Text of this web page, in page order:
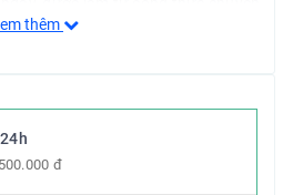
trình hình thành sắc tố Melanin,
có thêm một số thành phần
là trong thời tiết hanh khô hoặc
điều hòa liên tục trong nhiều
thêm
đ